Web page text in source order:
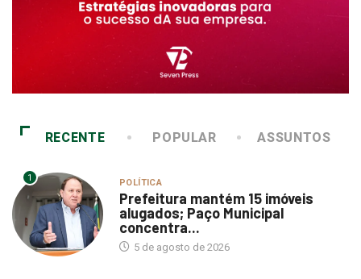
RECENTE POPULAR ASSUNTOS
1 POLÍTICA
Prefeitura mantém 15 imóveis
alugados; Paço Municipal
concentra...
5 de agosto de 2026